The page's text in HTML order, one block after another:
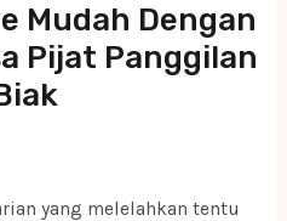
Mudah Dengan
Pijat Panggilan
yang melelahkan tentu